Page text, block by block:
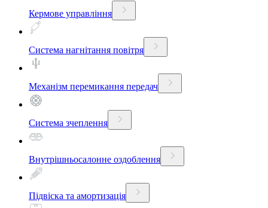
Кермове управління
Система нагнітання повітря
Механізм перемикання передач
Система зчеплення
Внутрішньосалонне оздоблення
Підвіска та амортизація